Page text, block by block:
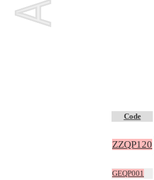
Code
ZZQP120
GEQP001